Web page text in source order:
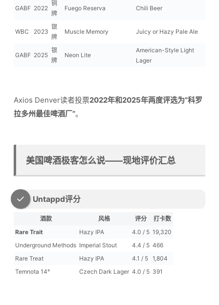
GABF 2022
铜
牌
Fuego Reserva Chili Beer
WBC 2023
银
牌
Muscle Memory Juicy or Hazy Pale Ale
GABF 2025
银
牌
Neon Lite
American-Style Light
Lager
Axios Denver读者投票2022年和2025年两度评选为”科罗
拉多州最佳啤酒厂”。
美国啤酒极客怎么说——现地评价汇总
Untappd评分
酒款 风格 评分
打卡数
Rare Trait
Hazy IPA 4.0 / 5 19,320
Underground Methods Imperial Stout 4.4 / 5 466
Rare Treat
Hazy IPA 4.1 / 5 1,804
Temnota 14°
Czech Dark Lager 4.0 / 5 391